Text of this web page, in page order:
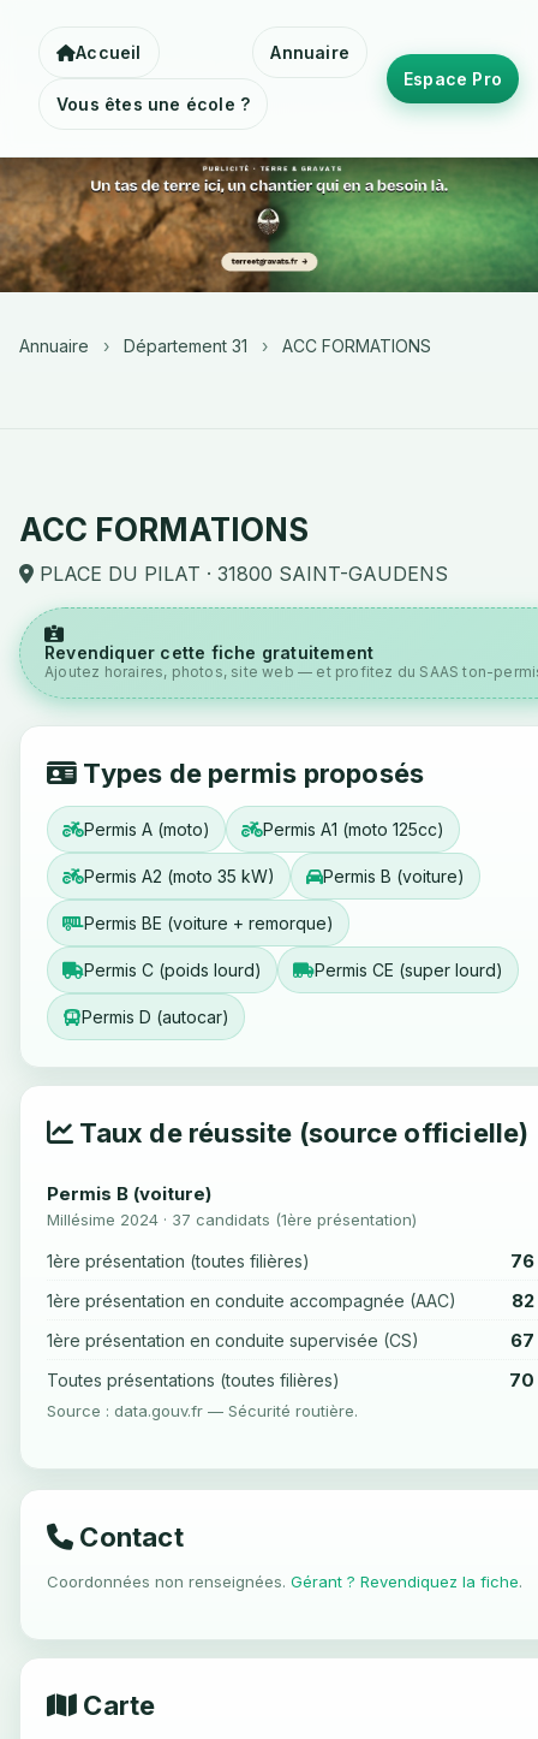
Accueil Annuaire
Vous êtes une école ?
Espace Pro
Annuaire › Département 31 › ACC FORMATIONS
ACC FORMATIONS
PLACE DU PILAT · 31800 SAINT-GAUDENS
Revendiquer cette fiche gratuitement
Ajoutez horaires, photos, site web — et profitez du SAAS ton-
Types de permis proposés
Permis A (moto) Permis A1 (moto 125cc)
Permis A2 (moto 35 kW) Permis B (voiture)
Permis BE (voiture + remorque)
Permis C (poids lourd) Permis CE (super lourd)
Permis D (autocar)
Taux de réussite (source officielle)
Permis B (voiture)
Millésime 2024 · 37 candidats (1ère présentation)
1ère présentation (toutes filières) 76
1ère présentation en conduite accompagnée (AAC)
1ère présentation en conduite supervisée (CS) 67
Toutes présentations (toutes filières) 70
Source : data.gouv.fr — Sécurité routière.
Contact
Coordonnées non renseignées. Gérant ? Revendiquez la fiche.
Carte